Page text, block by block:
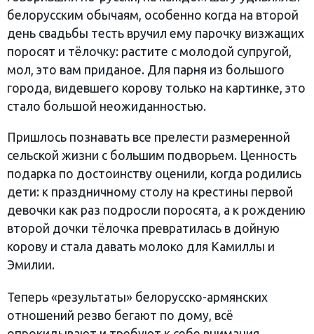
белорусским обычаям, особенно когда на второй
день свадьбы тесть вручил ему парочку визжащих
поросят и тёлочку: растите с молодой супругой,
мол, это вам приданое. Для парня из большого
города, видевшего корову только на картинке, это
стало большой неожиданностью.
Пришлось познавать все прелести размеренной
сельской жизни с большим подворьем. Ценность
подарка по достоинству оценили, когда родились
дети: к праздничному столу на крестины первой
девочки как раз подросли поросята, а к рождению
второй дочки тёлочка превратилась в дойную
корову и стала давать молоко для Камиллы и
Эмилии.
Теперь «результаты» белорусско-армянских
отношений резво бегают по дому, всё